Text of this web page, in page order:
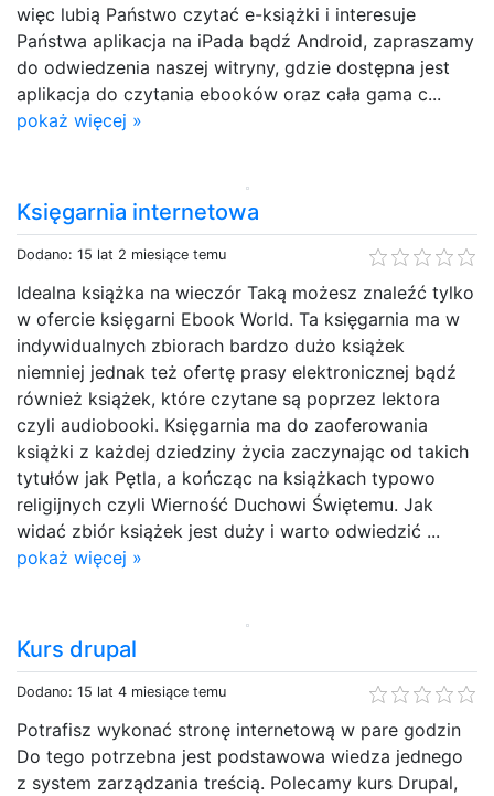
więc lubią Państwo czytać e-książki i interesuje
Państwa aplikacja na iPada bądź Android, zapraszamy
do odwiedzenia naszej witryny, gdzie dostępna jest
aplikacja do czytania ebooków oraz cała gama c...
pokaż więcej »
Księgarnia internetowa
Dodano: 15 lat 2 miesiące temu
Idealna książka na wieczór Taką możesz znaleźć tylko
w ofercie księgarni Ebook World. Ta księgarnia ma w
indywidualnych zbiorach bardzo dużo książek
niemniej jednak też ofertę prasy elektronicznej bądź
również książek, które czytane są poprzez lektora
czyli audiobooki. Księgarnia ma do zaoferowania
książki z każdej dziedziny życia zaczynając od takich
tytułów jak Pętla, a kończąc na książkach typowo
religijnych czyli Wierność Duchowi Świętemu. Jak
widać zbiór książek jest duży i warto odwiedzić ...
pokaż więcej »
Kurs drupal
Dodano: 15 lat 4 miesiące temu
Potrafisz wykonać stronę internetową w pare godzin
Do tego potrzebna jest podstawowa wiedza jednego
z system zarządzania treścią. Polecamy kurs Drupal,